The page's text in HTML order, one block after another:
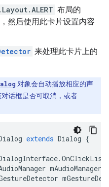
布局的
然后使用此卡片设置内容
来处理此卡片上的
对象会自动播放相应的声
对话框是否可取消，或者
extends Dialog {
.
mAudioManager